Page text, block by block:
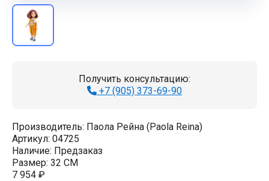
Получить консультацию:
+7 (905) 373-69-90
Производитель: Паола Рейна (Paola Reina)
Артикул: 04725
Наличие: Предзаказ
Размер: 32 CM
7 954 ₽